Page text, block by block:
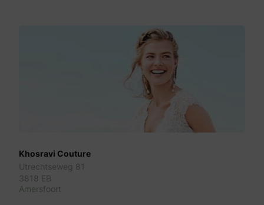
Khosravi Couture
Utrechtseweg 81
3818 EB
Amersfoort